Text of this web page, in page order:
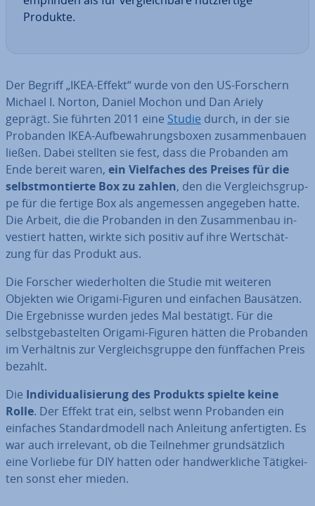
Produkte.
Der Begriff „IKEA-Effekt“ wurde von den US-Forschern
Michael I. Norton, Daniel Mochon und Dan Ariely
geprägt. Sie führten 2011 eine Studie durch, in der sie
Probanden IKEA-Auf­be­wah­rungs­bo­xen zu­sam­men­bau­en
ließen. Dabei stellten sie fest, dass die Probanden am
Ende bereit waren, ein Viel­fa­ches des Preises für die
selbst­mon­tier­te Box zu zahlen, den die Ver­gleichs­grup­
pe für die fertige Box als an­ge­mes­sen angegeben hatte.
Die Arbeit, die die Probanden in den Zu­sam­men­bau in­
ves­tiert hatten, wirkte sich positiv auf ihre Wert­schät­
zung für das Produkt aus.
Die Forscher wie­der­hol­ten die Studie mit weiteren
Objekten wie Origami-Figuren und einfachen Bausätzen.
Die Er­geb­nis­se wurden jedes Mal bestätigt. Für die
selbst­ge­bas­tel­ten Origami-Figuren hätten die Probanden
im Ver­hält­nis zur Ver­gleichs­grup­pe den fünf­fa­chen Preis
bezahlt.
Die In­di­vi­dua­li­sie­rung des Produkts spielte keine
Rolle. Der Effekt trat ein, selbst wenn Probanden ein
einfaches Stan­dard­mo­dell nach Anleitung an­fer­tig­ten. Es
war auch ir­rele­vant, ob die Teil­neh­mer grund­sätz­lich
eine Vorliebe für DIY hatten oder hand­werk­li­che Tä­tig­kei­
ten sonst eher mieden.